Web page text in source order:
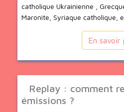
catholique Ukrainienne ,
Maronite, Syriaque catholique,
En savoir
Replay : comment
émissions ?